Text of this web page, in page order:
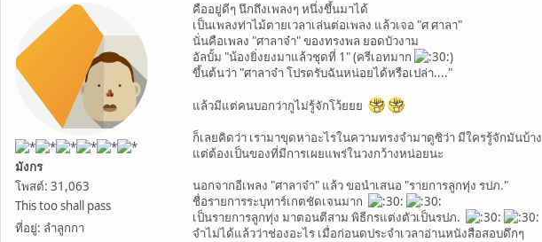
มังกร
โพสต์: 31,063
This too shall pass
ที่อยู่: ลำลูกกา
คืออยู่ดีๆ นึกถึงเพลงๆ หนึ่งขึ้นมาได้
เป็นเพลงท่าไม้ตายเวลาเล่นต่อเพลง แล้วเจอ "ศ ศาลา"
นั่นคือเพลง "ศาลาจ๋า" ของทรงพล ยอดบัวงาม
อัลบั้ม "น้องยิ่งยงมาแล้วชุดที่ 1" (ครีเอทมาก
)
ขึ้นต้นว่า "ศาลาจ๋า โปรดรับฉันหน่อยได้หรือเปล่า...."
แล้วมีแต่คนบอกว่ากูไม่รู้จักโว้ยยย
ก็เลยคิดว่า เรามาขุดหาอะไรในความทรงจำมาดูซิว่า มีใครรู้จักมันบ้าง
แต่ต้องเป็นของที่มีการเผยแพร่ในวงกว้างหน่อยนะ
นอกจากอีเพลง "ศาลาจ๋า" แล้ว ขอนำเสนอ "รายการลูกทุ่ง รปภ."
ชื่อรายการระบุทาร์เกตชัดเจนมาก
เป็นรายการลูกทุ่ง มาตอนตีสาม พิธีกรแต่งตัวเป็นรปภ.
จำไม่ได้แล้วว่าช่องอะไร เมื่อก่อนดประจำเวลาอ่านหนังสือสอบดึกๆ